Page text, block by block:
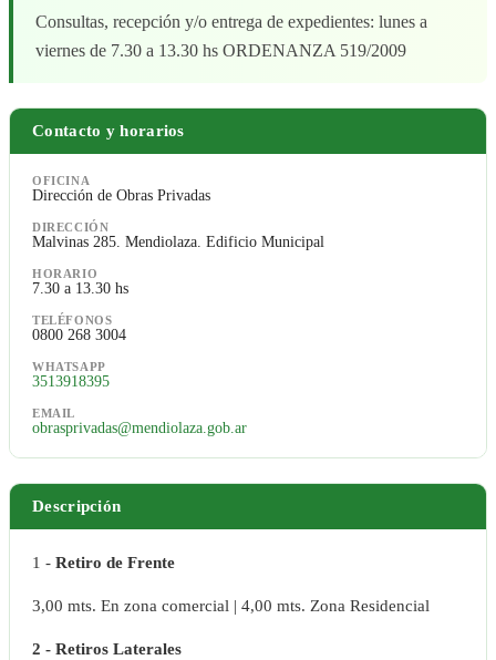
Consultas, recepción y/o entrega de expedientes: lunes a
viernes de 7.30 a 13.30 hs ORDENANZA 519/2009
Contacto y horarios
OFICINA
Dirección de Obras Privadas
DIRECCIÓN
Malvinas 285. Mendiolaza. Edificio Municipal
HORARIO
7.30 a 13.30 hs
TELÉFONOS
0800 268 3004
WHATSAPP
3513918395
EMAIL
obrasprivadas@mendiolaza.gob.ar
Descripción
1 - Retiro de Frente
3,00 mts. En zona comercial | 4,00 mts. Zona Residencial
2 - Retiros Laterales